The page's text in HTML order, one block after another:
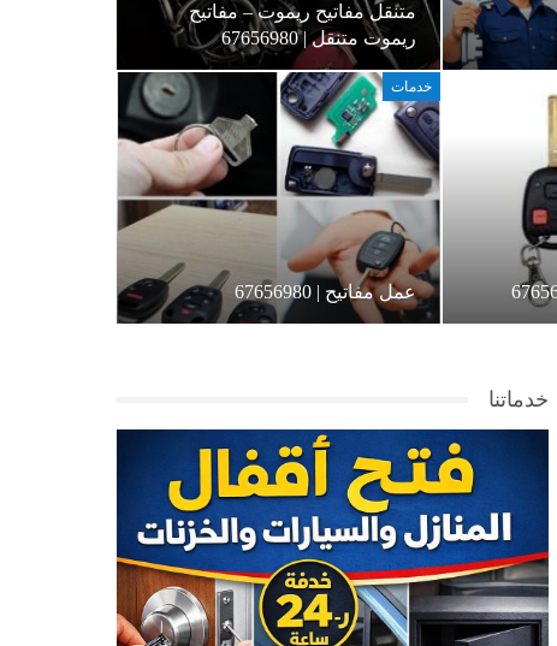
متنقل مفاتيح ريموت – مفاتيح
ريموت متنقل | 67656980
خدمات
عمل مفاتيح | 67656980
خدماتنا